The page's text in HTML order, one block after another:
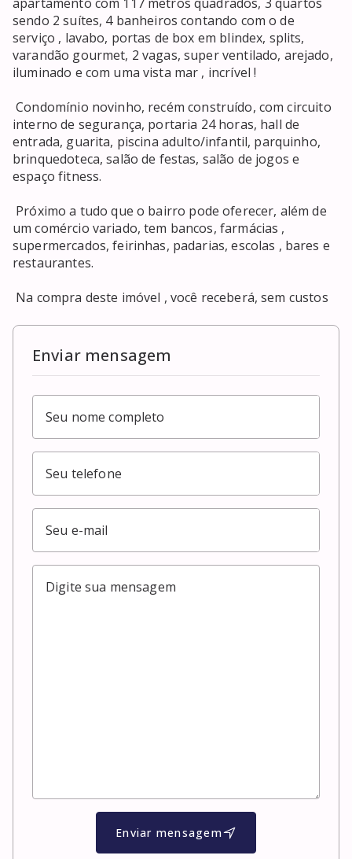
sendo 2 suítes, 4 banheiros contando com o de
serviço , lavabo, portas de box em blindex, splits,
varandão gourmet, 2 vagas, super ventilado, arejado,
iluminado e com uma vista mar , incrível !
Condomínio novinho, recém construído, com circuito
interno de segurança, portaria 24 horas, hall de
entrada, guarita, piscina adulto/infantil, parquinho,
brinquedoteca, salão de festas, salão de jogos e
espaço fitness.
um comércio variado, tem bancos, farmácias ,
supermercados, feirinhas, padarias, escolas , bares e
restaurantes.
Na compra deste imóvel , você receberá, sem custos
Enviar mensagem
Enviar mensagem